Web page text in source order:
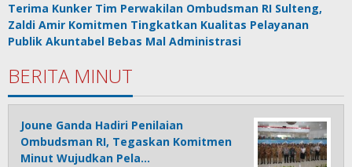
Terima Kunker Tim Perwakilan Ombudsman RI Sulteng,
Zaldi Amir Komitmen Tingkatkan Kualitas Pelayanan
Publik Akuntabel Bebas Mal Administrasi
BERITA MINUT
Joune Ganda Hadiri Penilaian
Ombudsman RI, Tegaskan Komitmen
Minut Wujudkan Pela…